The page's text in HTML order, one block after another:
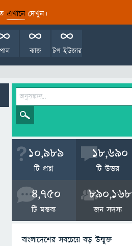
এখানেদেখুন।
টপ ইউজার
ব্যাজ
10,989
টি প্রশ্ন
18,690
টি উত্তর
4,750
টি মন্তব্য
890,168
জন সদস্য
বাংলাদেশের সবচেয়ে বড় উন্মুক্ত